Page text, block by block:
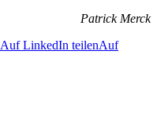
Patrick Merck
Auf LinkedIn teilenAuf